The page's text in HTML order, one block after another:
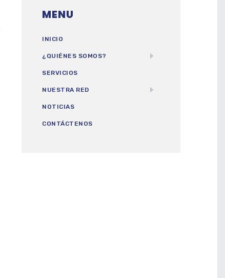
MENU
INICIO
¿QUIÉNES SOMOS?
SERVICIOS
NUESTRA RED
NOTICIAS
CONTÁCTENOS